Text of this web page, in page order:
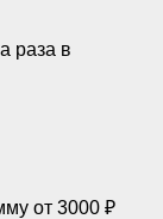
раза в
от 3000 ₽